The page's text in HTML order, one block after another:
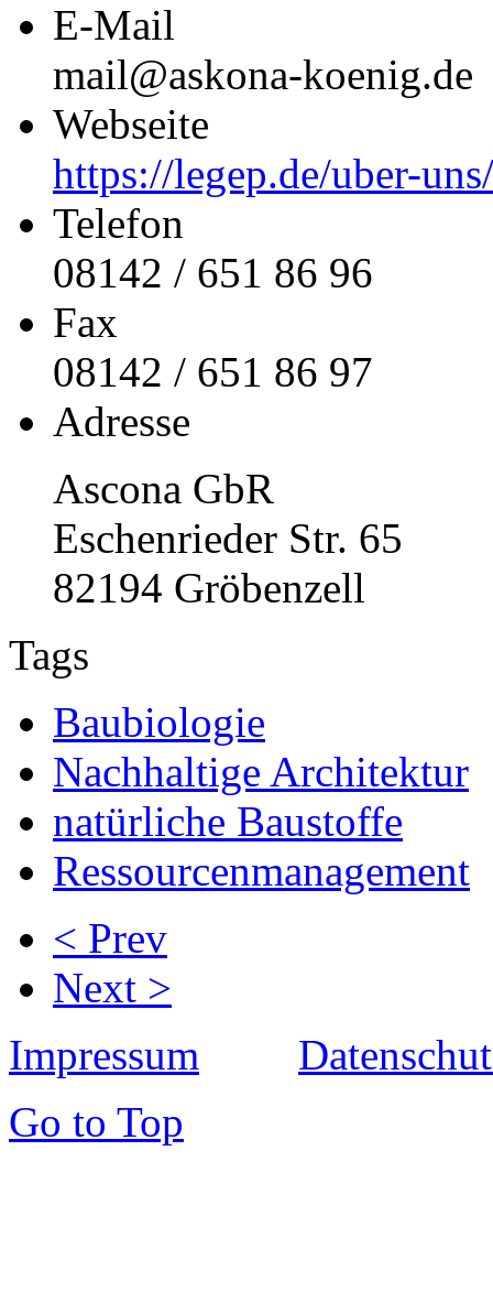
E-Mail
mail@askona-koenig.de
Webseite
https://legep.de/uber-uns/
Telefon
08142 / 651 86 96
Fax
08142 / 651 86 97
Adresse
Ascona GbR
Eschenrieder Str. 65
82194 Gröbenzell
Tags
Baubiologie
Nachhaltige Architektur
natürliche Baustoffe
Ressourcenmanagement
< Prev
Next >
Impressum
Go to Top